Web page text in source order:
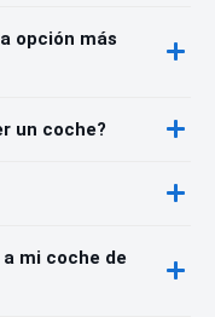
opción más
un coche?
mi coche de